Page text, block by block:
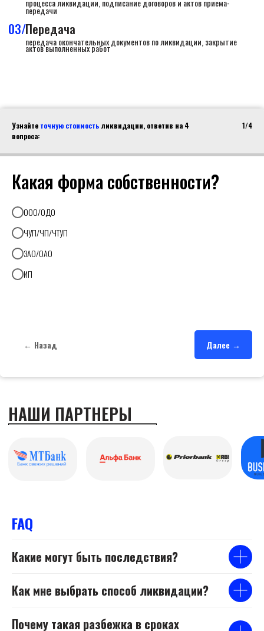
Узнайте точную стоимость ликвидации, ответив на 4
вопроса:
1/4
Какая форма собственности?
ООО/ОДО
ЧУП/ЧП/ЧТУП
ЗАО/ОАО
ИП
← Назад Далее →
FAQ
Какие могут быть последствия?
Как мне выбрать способ ликвидации?
Почему такая разбежка в сроках